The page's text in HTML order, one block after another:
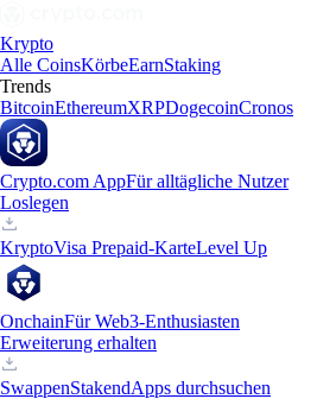
Krypto
Alle CoinsKörbeEarnStaking
Trends
BitcoinEthereumXRPDogecoinCronos
Crypto.com AppFür alltägliche Nutzer
Loslegen
KryptoVisa Prepaid-KarteLevel Up
OnchainFür Web3-Enthusiasten
Erweiterung erhalten
SwappenStakendApps durchsuchen